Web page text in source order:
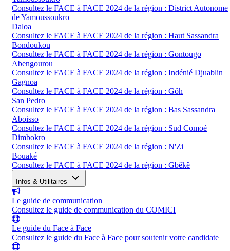
Consultez le FACE à FACE 2024 de la région : District Autonome
de Yamoussoukro
Daloa
Consultez le FACE à FACE 2024 de la région : Haut Sassandra
Bondoukou
Consultez le FACE à FACE 2024 de la région : Gontougo
Abengourou
Consultez le FACE à FACE 2024 de la région : Indénié Djuablin
Gagnoa
Consultez le FACE à FACE 2024 de la région : Gôh
San Pedro
Consultez le FACE à FACE 2024 de la région : Bas Sassandra
Aboisso
Consultez le FACE à FACE 2024 de la région : Sud Comoé
Dimbokro
Consultez le FACE à FACE 2024 de la région : N'Zi
Bouaké
Consultez le FACE à FACE 2024 de la région : Gbêkê
Infos & Utilitaires
Le guide de communication
Consultez le guide de communication du COMICI
Le guide du Face à Face
Consultez le guide du Face à Face pour soutenir votre candidate